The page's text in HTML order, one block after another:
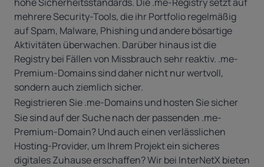
mehrere Security-Tools, die ihr Portfolio regelmäßig
auf Spam, Malware, Phishing und andere bösartige
Aktivitäten überwachen. Darüber hinaus ist die
Registry bei Fällen von Missbrauch sehr reaktiv. .me-
Premium-Domains sind daher nicht nur wertvoll,
sondern auch ziemlich sicher.
Registrieren Sie .me-Domains und hosten Sie sicher
Sie sind auf der Suche nach der passenden .me-
Premium-Domain? Und auch einen verlässlichen
Hosting-Provider, um Ihrem Projekt ein sicheres
digitales Zuhause erschaffen? Wir bei InterNetX bieten